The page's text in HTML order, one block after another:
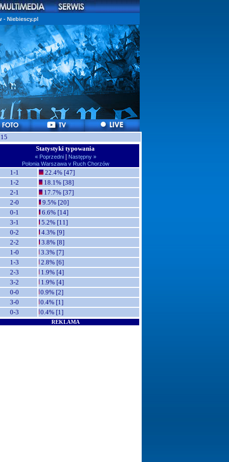
- Niebiescy.pl
Statystyki typowania
« Poprzedni | Następny »
Polonia Warszawa v Ruch Chorzów
1-1
22.4% [47]
1-2
18.1% [38]
2-1
17.7% [37]
2-0
9.5% [20]
0-1
6.6% [14]
3-1
5.2% [11]
0-2
4.3% [9]
2-2
3.8% [8]
1-0
3.3% [7]
1-3
2.8% [6]
2-3
1.9% [4]
3-2
1.9% [4]
0-0
0.9% [2]
3-0
0.4% [1]
0-3
0.4% [1]
REKLAMA